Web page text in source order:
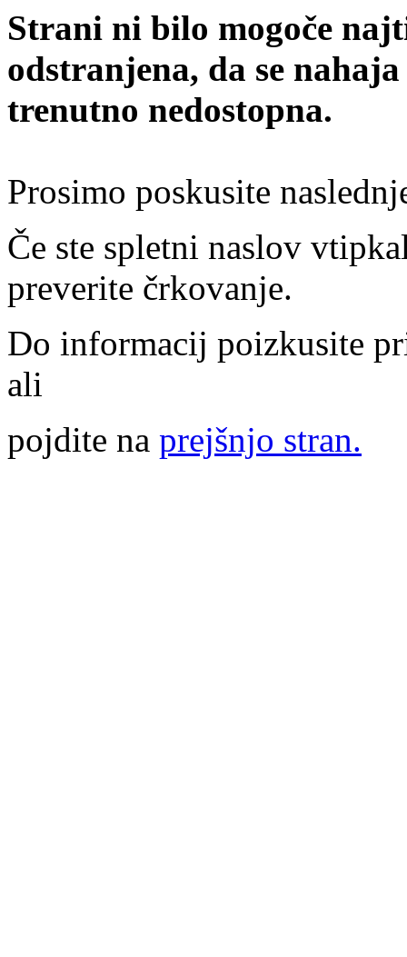
Strani ni bilo mogoče
odstranjena, da se
trenutno nedostopna.
Prosimo poskusite
Če ste spletni naslov
preverite črkovanje.
Do informacij poizkusite
ali
pojdite na prejšnjo stran.